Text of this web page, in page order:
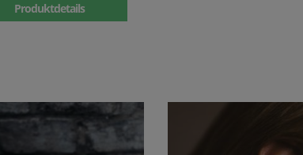
Produktdetails